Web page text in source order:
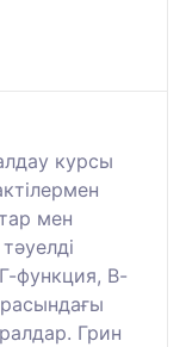
курсы
мен
функция, В-
Грин